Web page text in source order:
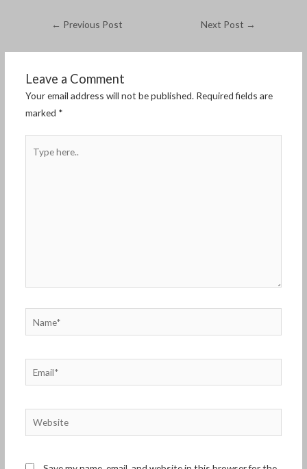
← Previous Post Next Post →
Leave a Comment
Your email address will not be published. Required fields are
marked *
here..
Email*
Website